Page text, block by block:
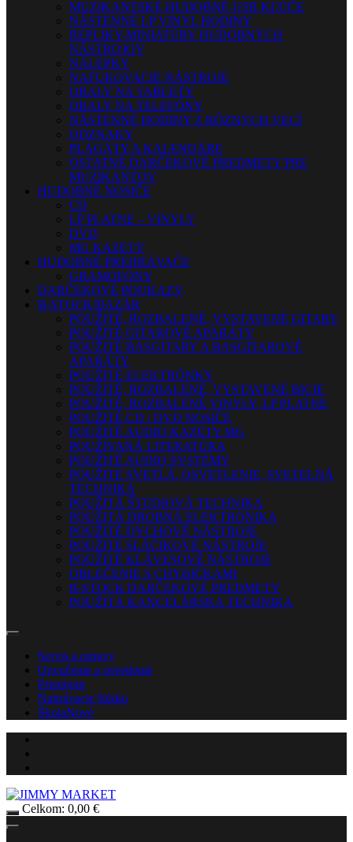
MUZIKANTSKÉ HUDOBNÉ USB KĽÚČE
NÁSTENNÉ LP VINYL HODINY
REPLIKY-MINIATÚRY HUDOBNÝCH
NÁSTROJOV
NÁLEPKY
NAFUKOVACIE NÁSTROJE
OBALY NA TABLETY
OBALY NA TELEFÓNY
NÁSTENNÉ HODINY Z RÔZNYCH VECÍ
ODZNAKY
PLAGÁTY A KALENDÁRE
OSTATNÉ DARČEKOVÉ PREDMETY PRE
MUZIKANTOV
HUDOBNÉ NOSIČE
CD
LP PLATNE – VINYLY
DVD
MG KAZETY
HUDOBNÉ PREHRÁVAČE
GRAMOFÓNY
DARČEKOVÉ POUKAZY
B-STOCK/BAZÁR
POUŽITÉ, ROZBALENÉ, VYSTAVENÉ GITARY
POUŽITÉ GITAROVÉ APARÁTY
POUŽITÉ BASGITARY A BASGITAROVÉ
APARÁTY
POUŽITÉ ELEKTRÓNKY
POUŽITÉ, ROZBALENÉ, VYSTAVENÉ BICIE
POUŽITÉ, ROZBALENÉ VINYLY, LP PLATNE
POUŽITÉ CD / DVD NOSIČE
POUŽITÉ AUDIO KAZETY MG
POUŽÍVANÁ LITERATÚRA
POUŽITÉ AUDIO SYSTÉMY
POUŽITÉ SVETLÁ, OSVETLENIE, SVETELNÁ
TECHNIKA
POUŽITÁ ŠTÚDIOVÁ TECHNIKA
POUŽITÁ DROBNÁ ELEKTRONIKA
POUŽITÉ DYCHOVÉ NÁSTROJE
POUŽITÉ SLÁČIKOVÉ NÁSTROJE
POUŽITÉ KLÁVESOVÉ NÁSTROJE
OBLEČENIE S CHYBIČKAMI
B-STOCK DARČEKOVÉ PREDMETY
POUŽITÁ KANCELÁRSKA TECHNIKA
Servis a opravy
Ozvučenie a osvetlenie
Prenájom
Nahrávacie štúdio
ŠkolaNové
Celkom: 0,00 €